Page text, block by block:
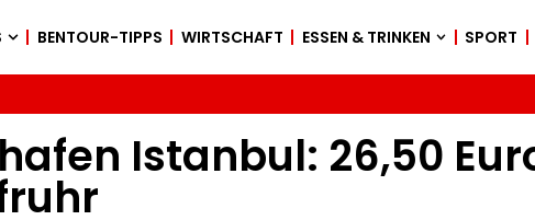
BENTOUR-TIPPS WIRTSCHAFT ESSEN & TRINKEN SPORT
Istanbul: 26,50